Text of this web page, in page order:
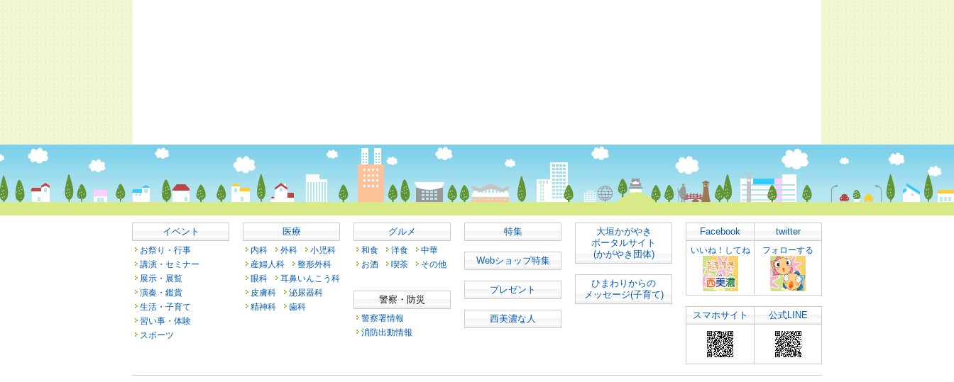
イベント
お祭り・行事
講演・セミナー
展示・展覧
演奏・鑑賞
生活・子育て
習い事・体験
スポーツ
医療
内科 外科
小児科
産婦人科
整形外科
眼科
耳鼻いんこう科
皮膚科
泌尿器科
精神科
歯科
グルメ
和食 洋食
中華
お酒
喫茶 その他
警察・防災
警察署情報
消防出動情報
特集
Webショップ特集
プレゼント
西美濃な人
大垣かがやき
ポータルサイト
(かがやき団体)
ひまわりからの
メッセージ(子育て)
Facebook
いいね！してね
twitter
フォローする
スマホサイト 公式LINE